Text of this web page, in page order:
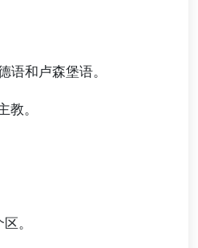
语和卢森堡语。
教。
。